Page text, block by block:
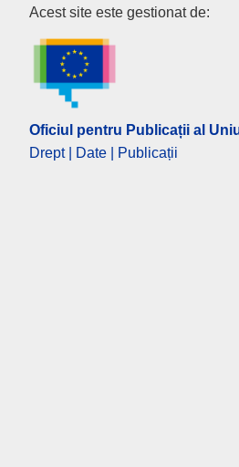
Oficiul pentru
Acest site este gestionat de:
Oficiul pentru Publicații al
Drept | Date | Publicații